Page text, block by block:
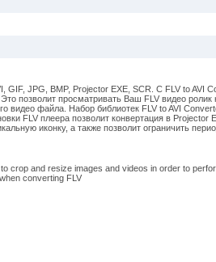
JPG, BMP, Projector EXE, SCR. С FLV to AVI
позволит просматривать Ваш FLV видео
файла. Набор библиотек FLV to AVI
FLV плеера позволит конвертация в Projector
иконку, а также позволит ограничить
crop and resize images and videos in order to
converting FLV